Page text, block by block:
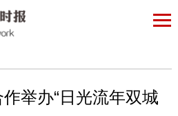
举办“日光流年双城